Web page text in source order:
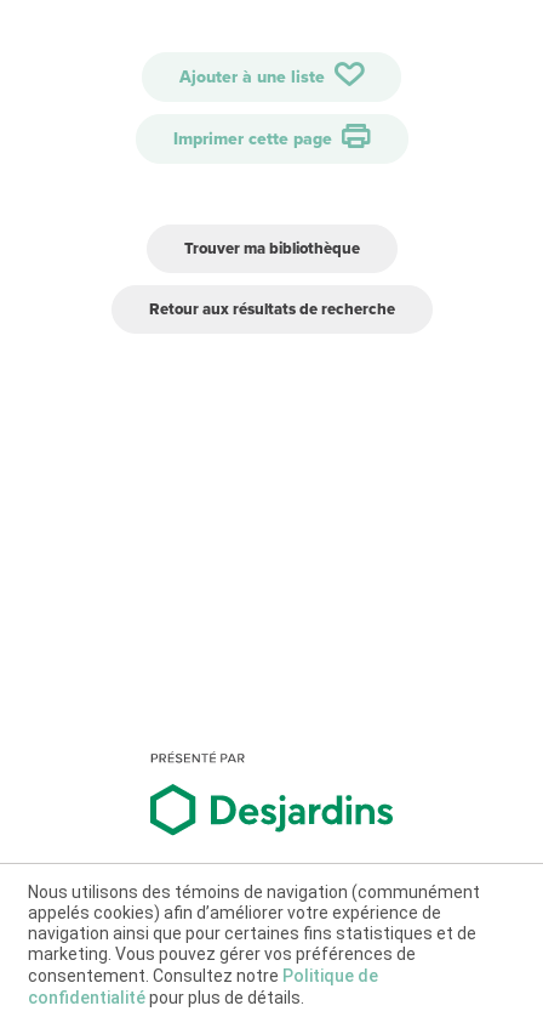
Ajouter à une liste
Imprimer cette page
Trouver ma bibliothèque
Retour aux résultats de recherche
Nous utilisons des témoins de navigation (communément
appelés cookies) afin d’améliorer votre expérience de
navigation ainsi que pour certaines fins statistiques et de
marketing. Vous pouvez gérer vos préférences de
consentement. Consultez notre Politique de
confidentialitépour plus de détails.